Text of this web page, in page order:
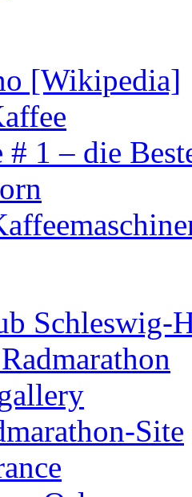
[Wikipedia]
# 1 – die
Schleswig-
Site